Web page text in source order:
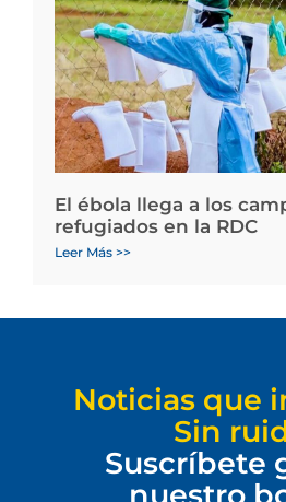
El ébola llega a los
refugiados en la RDC
Leer Más >>
Noticias que
Sin
Suscríbete